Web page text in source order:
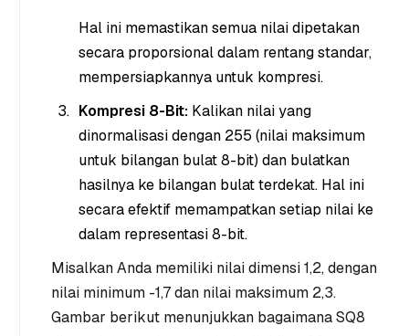
Hal ini memastikan semua nilai dipetakan
secara proporsional dalam rentang standar,
mempersiapkannya untuk kompresi.
Kompresi 8-Bit: Kalikan nilai yang
dinormalisasi dengan 255 (nilai maksimum
untuk bilangan bulat 8-bit) dan bulatkan
hasilnya ke bilangan bulat terdekat. Hal ini
secara efektif memampatkan setiap nilai ke
dalam representasi 8-bit.
Misalkan Anda memiliki nilai dimensi 1,2, dengan
nilai minimum -1,7 dan nilai maksimum 2,3.
Gambar berikut menunjukkan bagaimana SQ8